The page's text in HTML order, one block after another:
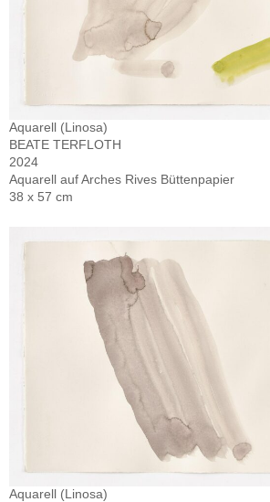
Aquarell (Linosa)
BEATE TERFLOTH
2024
Aquarell auf Arches Rives Büttenpapier
38 x 57 cm
Aquarell (Linosa)